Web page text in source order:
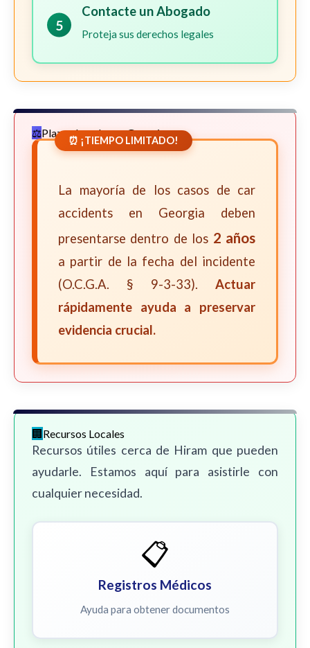
5
Contacte un Abogado
Proteja sus derechos legales
Plazos Legales en Georgia
⏰ ¡TIEMPO LIMITADO!
La mayoría de los casos de car
accidents en Georgia deben
presentarse dentro de los 2 años
a partir de la fecha del incidente
(O.C.G.A. § 9-3-33). Actuar
rápidamente ayuda a preservar
evidencia crucial.
Recursos Locales
Recursos útiles cerca de Hiram que pueden
ayudarle. Estamos aquí para asistirle con
cualquier necesidad.
📋
Registros Médicos
Ayuda para obtener documentos